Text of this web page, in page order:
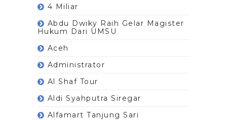
4 Miliar
Abdu Dwiky Raih Gelar Magister
Hukum Dari UMSU
Aceh
Administrator
Al Shaf Tour
Aldi Syahputra Siregar
Alfamart Tanjung Sari